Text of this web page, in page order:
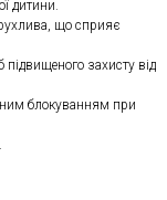
дитини.
що сприяє
захисту від
блокуванням при